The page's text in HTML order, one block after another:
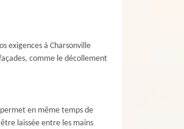
exigences à Charsonville
comme le décollement
en même temps de
laissée entre les mains